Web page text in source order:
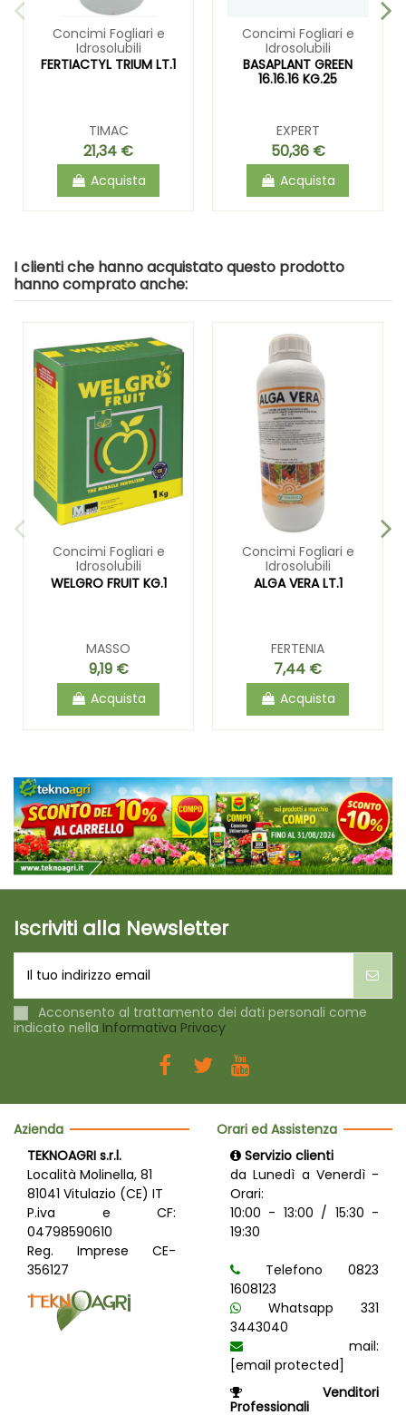
Concimi Fogliari e
Idrosolubili
FERTIACTYL TRIUM LT.1
TIMAC
21,34 €
Acquista
Concimi Fogliari e
Idrosolubili
BASAPLANT GREEN
16.16.16 KG.25
EXPERT
50,36 €
Acquista
I clienti che hanno acquistato questo prodotto
hanno comprato anche:
Concimi Fogliari e
Idrosolubili
WELGRO FRUIT KG.1
MASSO
9,19 €
Acquista
Concimi Fogliari e
Idrosolubili
ALGA VERA LT.1
FERTENIA
7,44 €
Acquista
Iscriviti alla Newsletter
Acconsento al trattamento dei dati personali come
indicato nella Informativa Privacy
Azienda
TEKNOAGRI s.r.l.
Località Molinella, 81
81041 Vitulazio (CE) IT
P.iva e CF:
04798590610
Reg. Imprese CE-
356127
Orari ed Assistenza
Servizio clienti
da Lunedì a Venerdì -
Orari:
10:00 - 13:00 / 15:30 -
19:30
Telefono 0823
1608123
Whatsapp 331
3443040
mail:
[email protected]
Venditori
Professionali